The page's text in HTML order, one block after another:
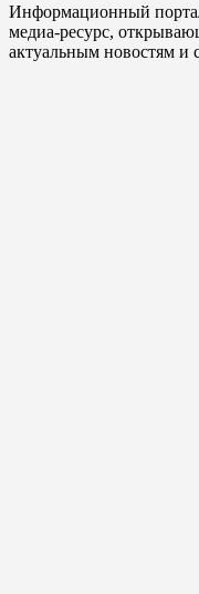
Информационный
медиа-ресурс,
актуальным новостям и